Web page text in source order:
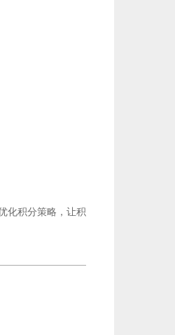
化积分策略，让积